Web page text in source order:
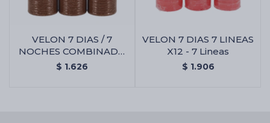
VELON 7 DIAS / 7
NOCHES COMBINADO
X12 - Amarillo/marron
$ 1.626
VELON 7 DIAS 7 LINEAS
X12 - 7 Lineas
$ 1.906